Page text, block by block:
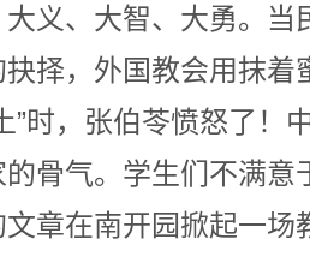
义、大智、大勇。当
择，外国教会用抹着
”时，张伯苓愤怒了！
骨气。学生们不满意
章在南开园掀起一场